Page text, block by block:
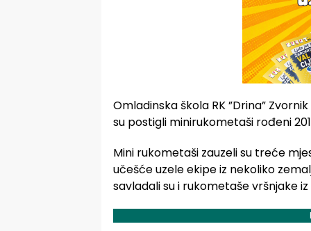
Omladinska škola RK ”Drina”
su postigli minirukometaši rođeni
Mini rukometaši zauzeli su treće
učešće uzele ekipe iz nekoliko
savladali su i rukometaše vršnjake